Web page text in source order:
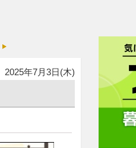
2025年7月3日(木)